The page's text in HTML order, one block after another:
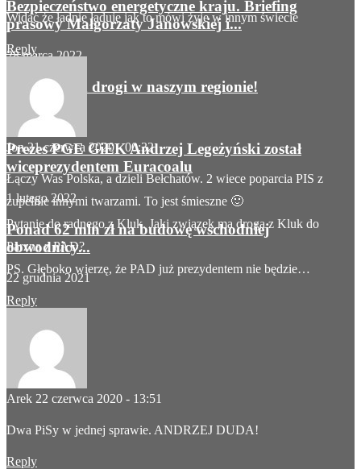
Bezpieczeństwo energetyczne kraju. Briefing
prasowy Małgorzaty Janowskiej i...
28 marca 2022
16 mln zł na drogi w naszym regionie!
18 lutego 2022
Prezes PGE GiEK Andrzej Legeżyński został
wiceprezydentem Euracoalu
1 lutego 2022
Ponad 62 mln zł na budowę wschodniej
obwodnicy...
22 grudnia 2021
Widać że ładnie ładuje jak to mówi żyje w innym świecie
Reply
Jon 21 czerwca 2020 - 00:32
Łączy Was Polska, a dzieli Bełchatów. 2 wiece poparcia PIS z
zupełnie innymi twarzami. To jest śmieszne 🙂
Pytanie do radnego z Kluk. Jaki związek ma droga z Kluk do
Parzna z PAD?
PS. Głęboko wierzę, że PAD już prezydentem nie będzie…
Reply
Arek 22 czerwca 2020 - 13:51
Dwa PiSy w jednej sprawie. ANDRZEJ DUDA!
Reply